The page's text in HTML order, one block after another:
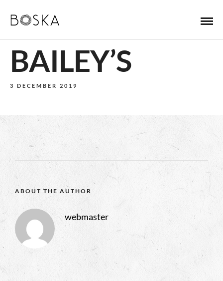
BAILEY’S
3 DECEMBER 2019
ABOUT THE AUTHOR
webmaster